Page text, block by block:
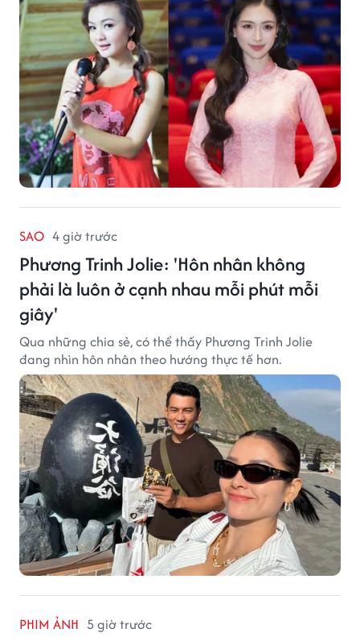
SAO 4 giờ trước
Phương Trinh Jolie: 'Hôn nhân không
phải là luôn ở cạnh nhau mỗi phút mỗi
giây'
Qua những chia sẻ, có thể thấy Phương Trinh Jolie
đang nhìn hôn nhân theo hướng thực tế hơn.
PHIM ẢNH 5 giờ trước